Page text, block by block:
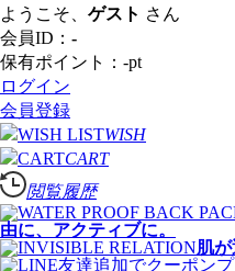
ようこそ、 ゲスト さん
会員ID： -
保有ポイント： -pt
ログイン
会員登録
WISH
CART
閲覧履歴
由に、アクティブに。
肌